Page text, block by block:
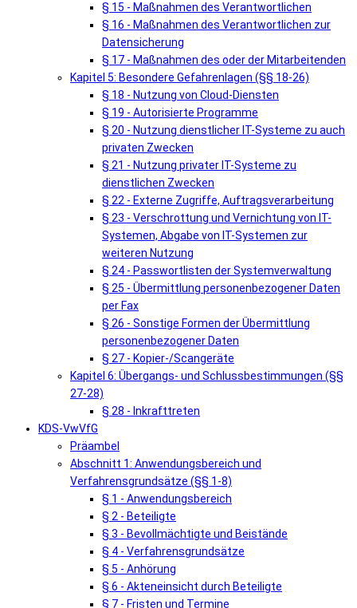
§ 15 - Maßnahmen des Verantwortlichen
§ 16 - Maßnahmen des Verantwortlichen zur
Datensicherung
§ 17 - Maßnahmen des oder der Mitarbeitenden
Kapitel 5: Besondere Gefahrenlagen (§§ 18-26)
§ 18 - Nutzung von Cloud-Diensten
§ 19 - Autorisierte Programme
§ 20 - Nutzung dienstlicher IT-Systeme zu auch
privaten Zwecken
§ 21 - Nutzung privater IT-Systeme zu
dienstlichen Zwecken
§ 22 - Externe Zugriffe, Auftragsverarbeitung
§ 23 - Verschrottung und Vernichtung von IT-
Systemen, Abgabe von IT-Systemen zur
weiteren Nutzung
§ 24 - Passwortlisten der Systemverwaltung
§ 25 - Übermittlung personenbezogener Daten
per Fax
§ 26 - Sonstige Formen der Übermittlung
personenbezogener Daten
§ 27 - Kopier-/Scangeräte
Kapitel 6: Übergangs- und Schlussbestimmungen (§§
27-28)
§ 28 - Inkrafttreten
KDS-VwVfG
Präambel
Abschnitt 1: Anwendungsbereich und
Verfahrensgrundsätze (§§ 1-8)
§ 1 - Anwendungsbereich
§ 2 - Beteiligte
§ 3 - Bevollmächtigte und Beistände
§ 4 - Verfahrensgrundsätze
§ 5 - Anhörung
§ 6 - Akteneinsicht durch Beteiligte
§ 7 - Fristen und Termine